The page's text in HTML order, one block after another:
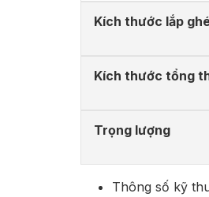
Kích thước lắp
Kích thước tổng
Trọng lượng
Thông số kỹ